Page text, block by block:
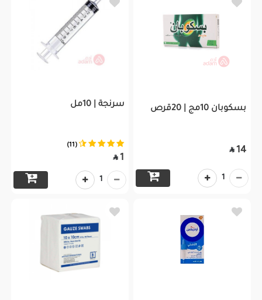
بسكوبان 10مج | 20قرص
14

1
سرنجة | 10مل
(11)
1

1